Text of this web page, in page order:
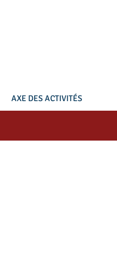
AXE DES ACTIVITÉS